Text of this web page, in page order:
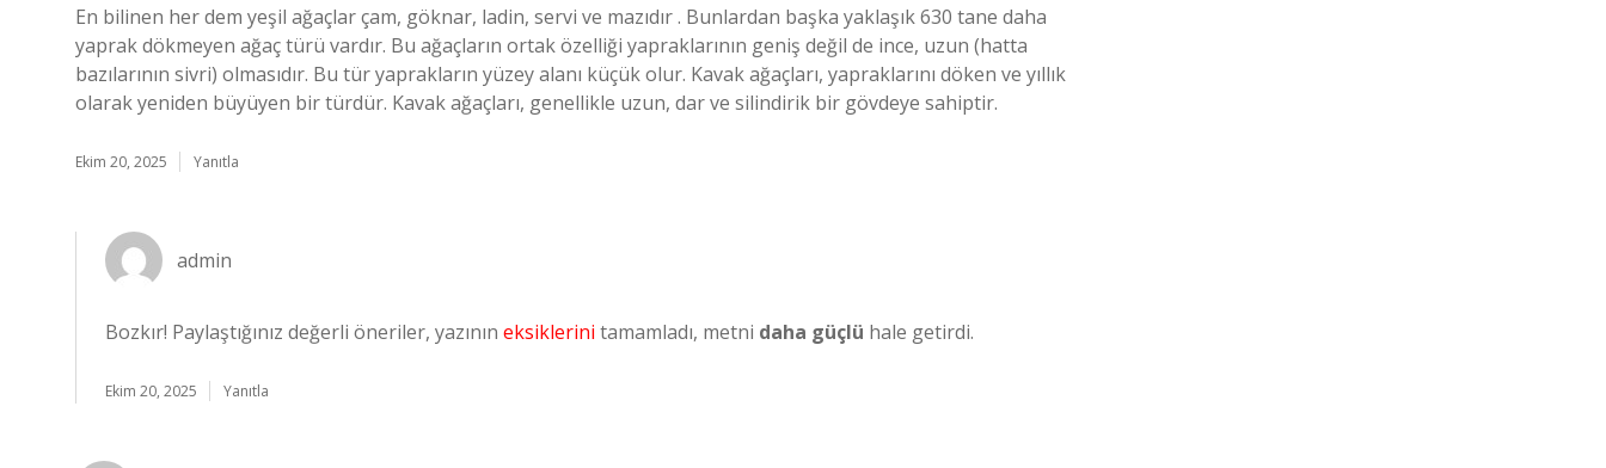
En bilinen her dem yeşil ağaçlar çam, göknar, ladin, servi ve mazıdır . Bunlardan başka yaklaşık 630 tane daha
yaprak dökmeyen ağaç türü vardır. Bu ağaçların ortak özelliği yapraklarının geniş değil de ince, uzun (hatta
bazılarının sivri) olmasıdır. Bu tür yaprakların yüzey alanı küçük olur. Kavak ağaçları, yapraklarını döken ve yıllık
olarak yeniden büyüyen bir türdür. Kavak ağaçları, genellikle uzun, dar ve silindirik bir gövdeye sahiptir.
Ekim 20, 2025 Yanıtla
admin
Bozkır! Paylaştığınız değerli öneriler, yazının eksiklerini tamamladı, metni daha güçlü hale getirdi.
Ekim 20, 2025 Yanıtla